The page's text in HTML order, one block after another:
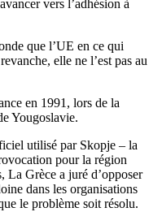
vers l’adhésion à
que l’UE en ce qui
elle ne l’est pas au
en 1991, lors de la
Yougoslavie.
utilisé par Skopje – la
pour la région
La Grèce a juré d’opposer
dans les organisations
le problème soit résolu.